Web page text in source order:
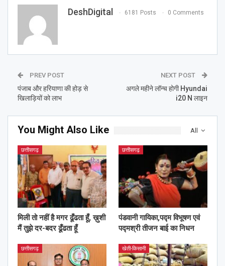
DeshDigital 6181 Posts 0 Comments
PREV POST
पंजाब और हरियाणा की होड़ से
खिलाड़ियों को लाभ
NEXT POST
अगले महीने लॉन्च होगी Hyundai
i20 N लाइन
All
You Might Also Like
छत्तीसगढ़
मिली तो नहीं है मगर ढूँढता हूँ, ख़ुशी
मैं तुझे दर-बदर ढूँढता हूँ
छत्तीसगढ़
पंडवानी गायिका,पद्म विभूषण एवं
पद्मश्री तीजन बाई का निधन
छत्तीसगढ़ खेती-किसानी